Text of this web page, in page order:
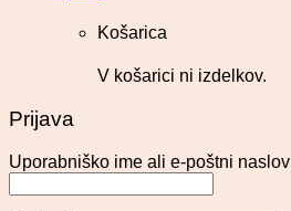
Košarica
V košarici ni izdelkov.
Prijava
Uporabniško ime ali e-poštni naslov